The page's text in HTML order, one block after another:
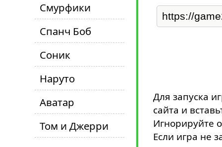
Смурфики
Спанч Боб
Соник
Наруто
Аватар
Том и Джерри
Для запуска
сайта и
Игнорируйте
Если игра не